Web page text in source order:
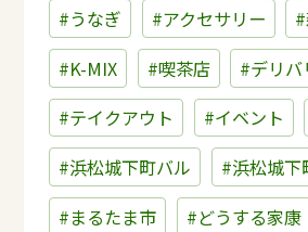
#うなぎ
#アクセサリー
#K-MIX
#喫茶店
#デリバ
#テイクアウト
#イベント
#浜松城下町バル
#浜松城下
#まるたま市
#どうする家康